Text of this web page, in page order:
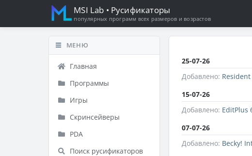
MSI Lab • Русификаторы
популярных программ всех размеров и возрастов
МЕНЮ
Главная
Программы
Игры
Скринсейверы
PDA
Поиск русификаторов
25-07-26
Добавлено:
15-07-26
Добавлено: EditPlus
07-07-26
Добавлено: Becky!